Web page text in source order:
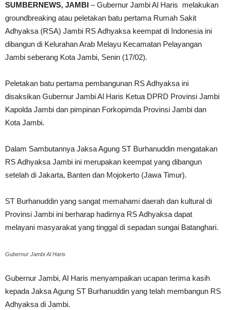
SUMBERNEWS, JAMBI – Gubernur Jambi Al Haris melakukan
groundbreaking atau peletakan batu pertama Rumah Sakit
Adhyaksa (RSA) Jambi RS Adhyaksa keempat di Indonesia ini
dibangun di Kelurahan Arab Melayu Kecamatan Pelayangan
Jambi seberang Kota Jambi, Senin (17/02).
Peletakan batu pertama pembangunan RS Adhyaksa ini
disaksikan Gubernur Jambi Al Haris Ketua DPRD Provinsi Jambi
Kapolda Jambi dan pimpinan Forkopimda Provinsi Jambi dan
Kota Jambi.
Dalam Sambutannya Jaksa Agung ST Burhanuddin mengatakan
RS Adhyaksa Jambi ini merupakan keempat yang dibangun
setelah di Jakarta, Banten dan Mojokerto (Jawa Timur).
ST Burhanuddin yang sangat memahami daerah dan kultural di
Provinsi Jambi ini berharap hadirnya RS Adhyaksa dapat
melayani masyarakat yang tinggal di sepadan sungai Batanghari.
Gubernur Jambi Al Haris
Gubernur Jambi, Al Haris menyampaikan ucapan terima kasih
kepada Jaksa Agung ST Burhanuddin yang telah membangun RS
Adhyaksa di Jambi.